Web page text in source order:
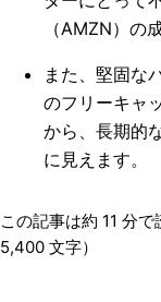
（AMZN）の
また、堅固な
のフリーキャ
から、長期的
に見えます。
この記事は約 11 分で
5,400 文字）